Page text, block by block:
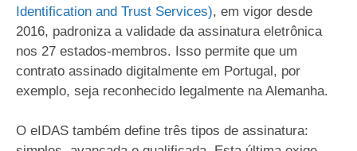
Identification and Trust Services), em vigor desde
2016, padroniza a validade da assinatura eletrônica
nos 27 estados-membros. Isso permite que um
contrato assinado digitalmente em Portugal, por
exemplo, seja reconhecido legalmente na Alemanha.
O eIDAS também define três tipos de assinatura: